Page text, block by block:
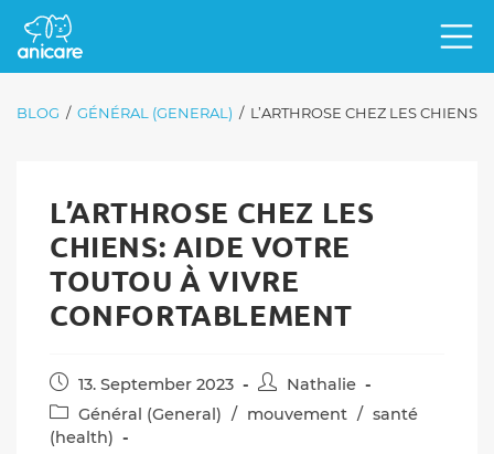
BLOG / GÉNÉRAL (GENERAL) / L’ARTHROSE CHEZ LES
L’ARTHROSE CHEZ LES
CHIENS: AIDE VOTRE
TOUTOU À VIVRE
CONFORTABLEMENT
Post
published:
13. September 2023
PostNathalie
Post
category:
Général (General) / mouvement / santé
(health)